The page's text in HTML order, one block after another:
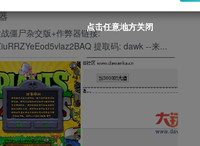
僵尸杂交版+作弊器链接:
提取码: dawk --来...
点击任意地方关闭
点击任意地方关闭
点击任意地方关闭
点击任意地方关闭
点击任意地方关闭
点击任意地方关闭
点击任意地方关闭
点击任意地方关闭
点击任意地方关闭
点击任意地方关闭
点击任意地方关闭
点击任意地方关闭
点击任意地方关闭
点击任意地方关闭